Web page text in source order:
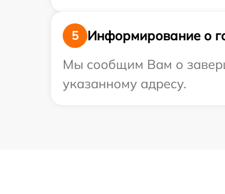
5
Информирование о
Мы сообщим Вам о
указанному адресу.